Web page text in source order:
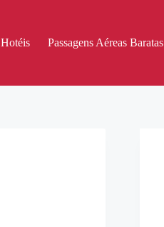
Hotéis Passagens Aéreas Baratas